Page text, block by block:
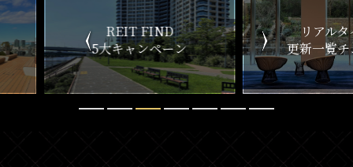
ン
リアルタイム
更新一覧チェック
新